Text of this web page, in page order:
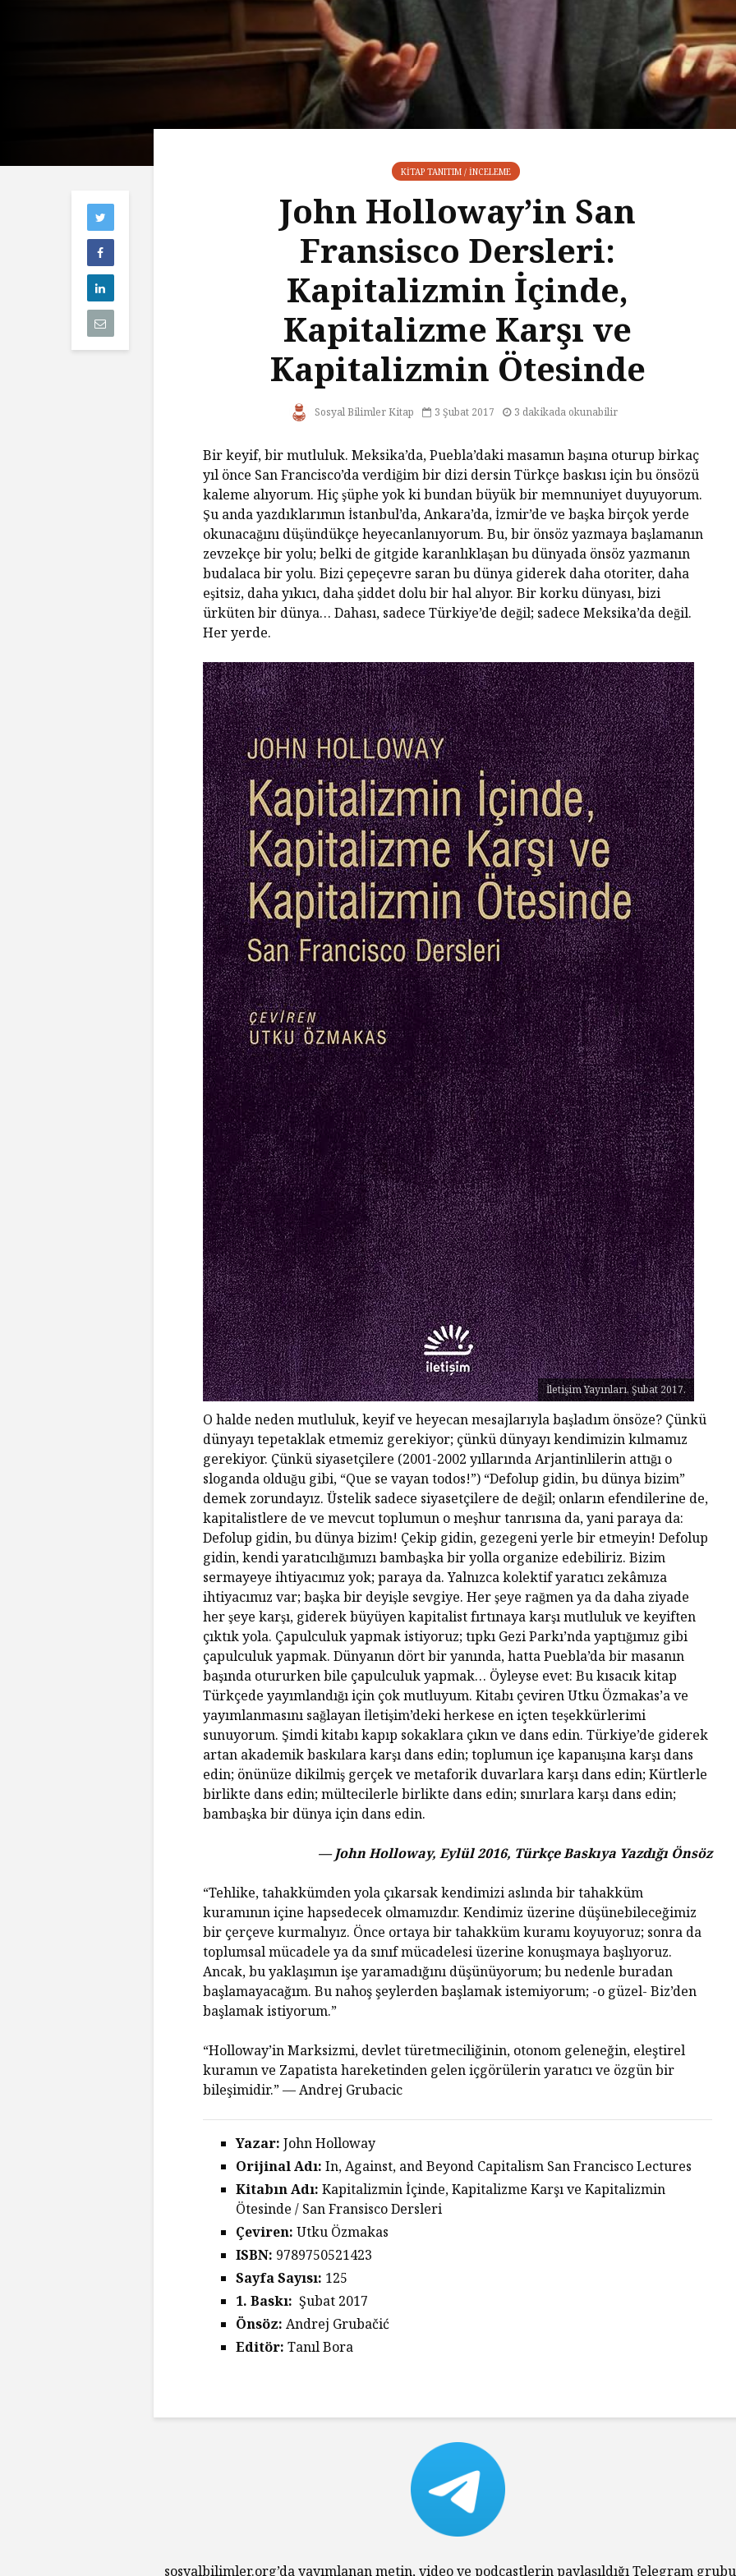
KITAP TANITIM / İNCELEME
John Holloway’in San
Fransisco Dersleri:
Kapitalizmin İçinde,
Kapitalizme Karşı ve
Kapitalizmin Ötesinde
Sosyal Bilimler Kitap 3 Şubat 2017 3 dakikada okunabilir
Bir keyif, bir mutluluk. Meksika’da, Puebla’daki masamın başına oturup birkaç
yıl önce San Francisco’da verdiğim bir dizi dersin Türkçe baskısı için bu önsözü
kaleme alıyorum. Hiç şüphe yok ki bundan büyük bir memnuniyet duyuyorum.
Şu anda yazdıklarımın İstanbul’da, Ankara’da, İzmir’de ve başka birçok yerde
okunacağını düşündükçe heyecanlanıyorum. Bu, bir önsöz yazmaya başlamanın
zevzekçe bir yolu; belki de gitgide karanlıklaşan bu dünyada önsöz yazmanın
budalaca bir yolu. Bizi çepeçevre saran bu dünya giderek daha otoriter, daha
eşitsiz, daha yıkıcı, daha şiddet dolu bir hal alıyor. Bir korku dünyası, bizi
ürküten bir dünya… Dahası, sadece Türkiye’de değil; sadece Meksika’da değil.
Her yerde.
İletişim Yayınları, Şubat 2017.
O halde neden mutluluk, keyif ve heyecan mesajlarıyla başladım önsöze? Çünkü
dünyayı tepetaklak etmemiz gerekiyor; çünkü dünyayı kendimizin kılmamız
gerekiyor. Çünkü siyasetçilere (2001-2002 yıllarında Arjantinlilerin attığı o
sloganda olduğu gibi, “Que se vayan todos!”) “Defolup gidin, bu dünya bizim”
demek zorundayız. Üstelik sadece siyasetçilere de değil; onların efendilerine de,
kapitalistlere de ve mevcut toplumun o meşhur tanrısına da, yani paraya da:
Defolup gidin, bu dünya bizim! Çekip gidin, gezegeni yerle bir etmeyin! Defolup
gidin, kendi yaratıcılığımızı bambaşka bir yolla organize edebiliriz. Bizim
sermayeye ihtiyacımız yok; paraya da. Yalnızca kolektif yaratıcı zekâmıza
ihtiyacımız var; başka bir deyişle sevgiye. Her şeye rağmen ya da daha ziyade
her şeye karşı, giderek büyüyen kapitalist fırtınaya karşı mutluluk ve keyiften
çıktık yola. Çapulculuk yapmak istiyoruz; tıpkı Gezi Parkı’nda yaptığımız gibi
çapulculuk yapmak. Dünyanın dört bir yanında, hatta Puebla’da bir masanın
başında otururken bile çapulculuk yapmak… Öyleyse evet: Bu kısacık kitap
Türkçede yayımlandığı için çok mutluyum. Kitabı çeviren Utku Özmakas’a ve
yayımlanmasını sağlayan İletişim’deki herkese en içten teşekkürlerimi
sunuyorum. Şimdi kitabı kapıp sokaklara çıkın ve dans edin. Türkiye’de giderek
artan akademik baskılara karşı dans edin; toplumun içe kapanışına karşı dans
edin; önünüze dikilmiş gerçek ve metaforik duvarlara karşı dans edin; Kürtlerle
birlikte dans edin; mültecilerle birlikte dans edin; sınırlara karşı dans edin;
bambaşka bir dünya için dans edin.
— John Holloway, Eylül 2016, Türkçe Baskıya Yazdığı Önsöz
“Tehlike, tahakkümden yola çıkarsak kendimizi aslında bir tahakküm
kuramının içine hapsedecek olmamızdır. Kendimiz üzerine düşünebileceğimiz
bir çerçeve kurmalıyız. Önce ortaya bir tahakküm kuramı koyuyoruz; sonra da
toplumsal mücadele ya da sınıf mücadelesi üzerine konuşmaya başlıyoruz.
Ancak, bu yaklaşımın işe yaramadığını düşünüyorum; bu nedenle buradan
başlamayacağım. Bu nahoş şeylerden başlamak istemiyorum; -o güzel- Biz’den
başlamak istiyorum.”
“Holloway’in Marksizmi, devlet türetmeciliğinin, otonom geleneğin, eleştirel
kuramın ve Zapatista hareketinden gelen içgörülerin yaratıcı ve özgün bir
bileşimidir.” — Andrej Grubacic
Yazar: John Holloway
Orijinal Adı: In, Against, and Beyond Capitalism San Francisco Lectures
Kitabın Adı: Kapitalizmin İçinde, Kapitalizme Karşı ve Kapitalizmin
Ötesinde / San Fransisco Dersleri
Çeviren: Utku Özmakas
ISBN: 9789750521423
Sayfa Sayısı: 125
1. Baskı: Şubat 2017
Önsöz: Andrej Grubačić
Editör: Tanıl Bora
sosyalbilimler.org’da yayımlanan metin, video ve podcastlerin paylaşıldığı Telegram
Tarihin Gölgesinde
Güney Afrika
Sevgi ve Kurban
Üzerine: Paskalya,
‘Hayvan’ Neydi?
Ontoloji ve
Hoşnutsuzlukları
Habermas’ın
Ardından
Alexandre Kojève ve
Evrensel
Özgürleşme
Peter Singer ve Elli
Yıllık Hayvan
Özgürleşmesi
Hayatını Yaşamak
(Jean-Luc Godard,
1962)
İnançsız Umut: Bir
Teolojik Anlaşmazlık
Üzerine
Karl Marx Filozof
muydu?
Piyasa Odaklı Bir
Dünyada Felsefenin
Değeri
Oluyor?
Nasıl
Asırdır
Hiç
George
Albert
Hakikat
Kral
Kendini